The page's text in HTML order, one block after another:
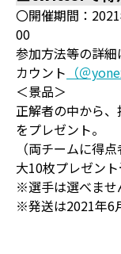
〇開催期間：
00
参加方法等の詳
カウント （＠
＜景品＞
正解者の中から
をプレゼント。
（両チームに得
大10枚プレゼント
※選手は選べませ
※発送は2021年6